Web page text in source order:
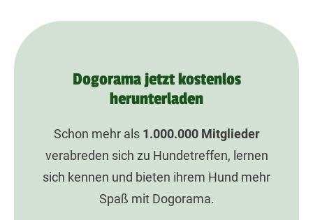
Dogorama jetzt kostenlos
herunterladen
Schon mehr als 1.000.000Mitglieder
verabreden sich zu Hundetreffen, lernen
sich kennen und bieten ihrem Hund mehr
Spaß mit Dogorama.